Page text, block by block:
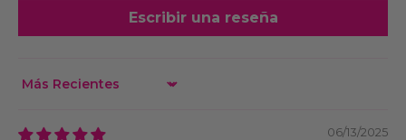
Escribir una reseña
Sort by
06/13/2025